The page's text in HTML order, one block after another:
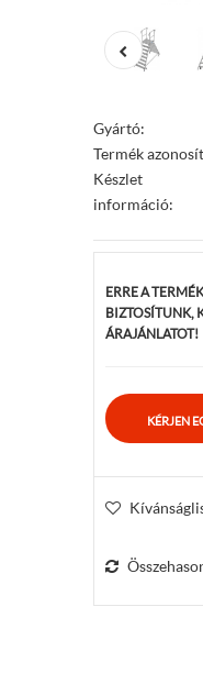
Gyártó:
Termék
Készlet
információ:
ERRE A
BIZTOSÍTUNK,
ÁRAJÁNLATOT!